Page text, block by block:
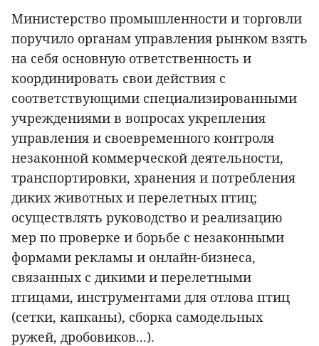
Министерство промышленности и торговли
поручило органам управления рынком взять
на себя основную ответственность и
координировать свои действия с
соответствующими специализированными
учреждениями в вопросах укрепления
управления и своевременного контроля
незаконной коммерческой деятельности,
транспортировки, хранения и потребления
диких животных и перелетных птиц;
осуществлять руководство и реализацию
мер по проверке и борьбе с незаконными
формами рекламы и онлайн-бизнеса,
связанных с дикими и перелетными
птицами, инструментами для отлова птиц
(сетки, капканы), сборка самодельных
ружей, дробовиков...).